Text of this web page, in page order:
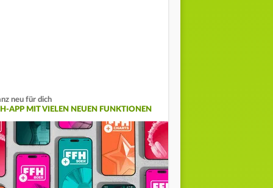
neu für dich
APP MIT VIELEN NEUEN FUNKTIONEN